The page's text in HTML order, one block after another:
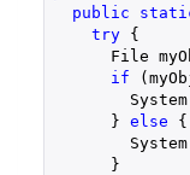
public
try {
File
if
} else {
}